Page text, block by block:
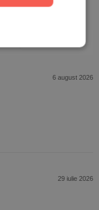
6 august 2026
29 iulie 2026